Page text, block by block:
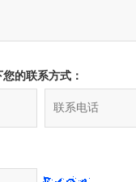
的联系方式：